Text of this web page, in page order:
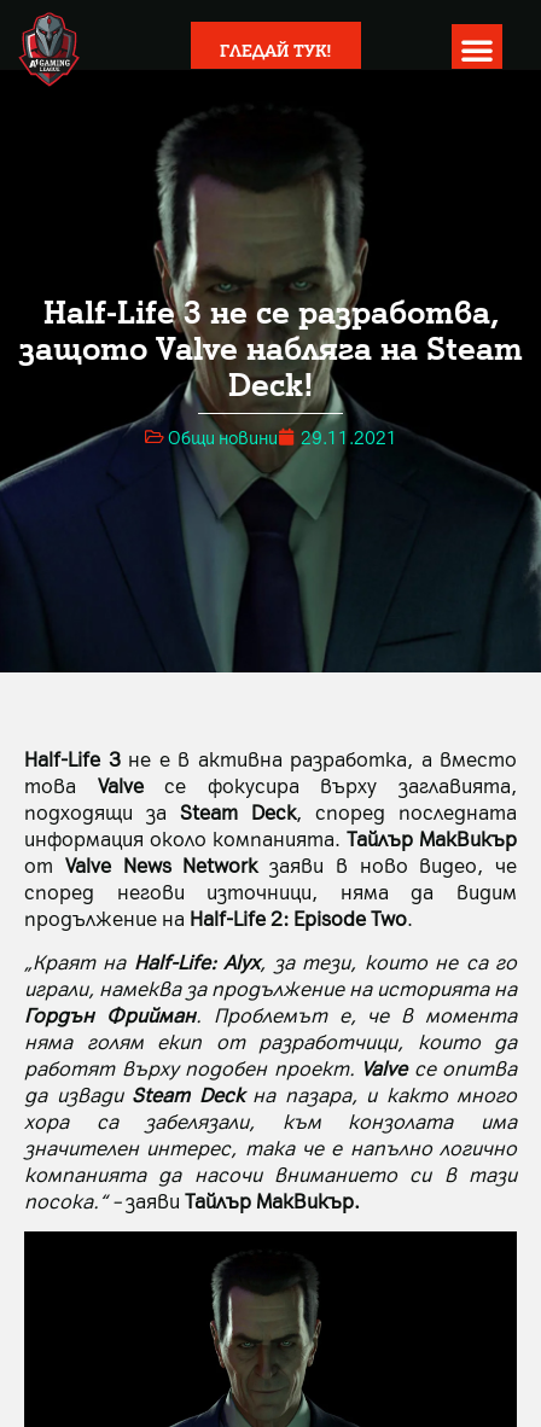
ГЛЕДАЙ ТУК!
Half-Life 3 не се разработва,
защото Valve набляга на Steam
Deck!
Общи новини 29.11.2021
Half-Life 3не е в активна разработка, а вместо
това Valveсе фокусира върху заглавията,
подходящи за Steam Deck, според последната
информация около компанията. Тайлър МакВикър
от Valve News Networkзаяви в ново видео, че
според негови източници, няма да видим
продължение на Half-Life 2: Episode Two.
„Краят на Half-Life: Alyx, за тези, които не са го
играли, намеква за продължение на историята на
Гордън Фрийман. Проблемът е, че в момента
няма голям екип от разработчици, които да
работят върху подобен проект. Valveсе опитва
да извади Steam Deckна пазара, и както много
хора са забелязали, към конзолата има
значителен интерес, така че е напълно логично
компанията да насочи вниманието си в тази
посока.“ –заяви Тайлър МакВикър.